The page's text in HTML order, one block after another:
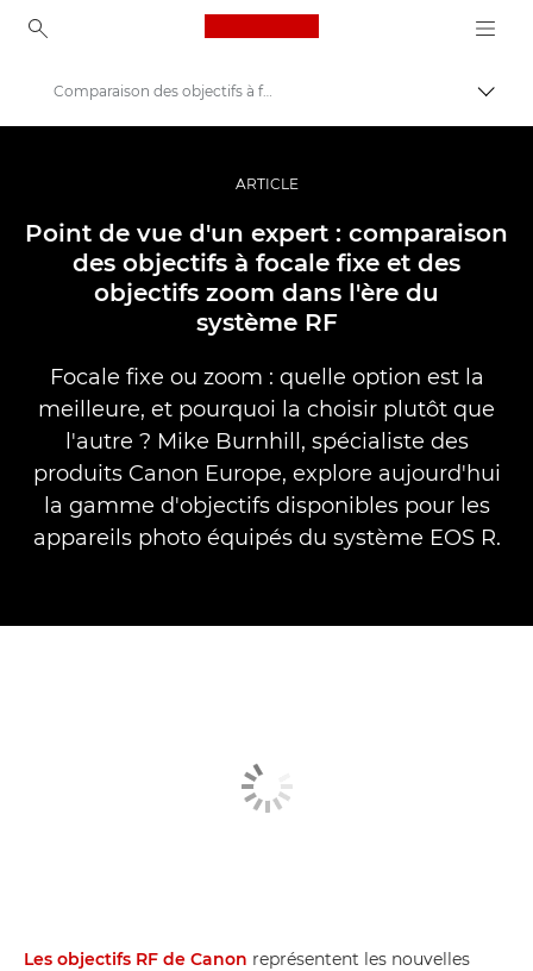
Canon Logo, back to
Vidéo et photographie professionnelles
Histoires
Comparaison des objectifs à focale fixe et des objectifs zoom
ARTICLE
Point de vue d'un expert : comparaison
des objectifs à focale fixe et des
objectifs zoom dans l'ère du
système RF
Focale fixe ou zoom : quelle option est la
meilleure, et pourquoi la choisir plutôt que
l'autre ? Mike Burnhill, spécialiste des
produits Canon Europe, explore aujourd'hui
la gamme d'objectifs disponibles pour les
appareils photo équipés du système EOS R.
Les objectifs RF de Canon représentent les nouvelles